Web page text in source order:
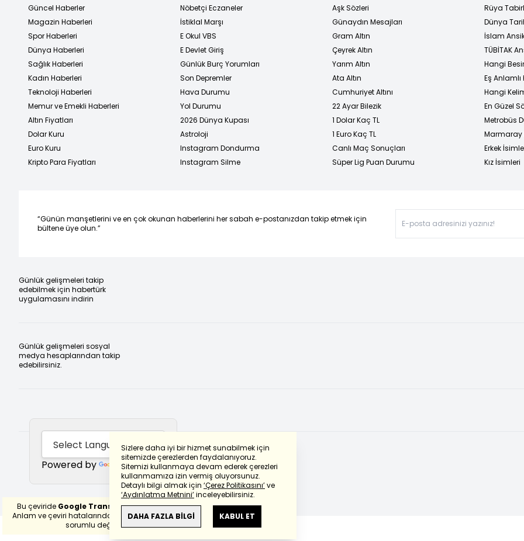
Sizlere daha iyi bir hizmet sunabilmek için
sitemizde çerezlerden faydalanıyoruz.
Sitemizi kullanmaya devam ederek çerezleri
kullanmamıza izin vermiş oluyorsunuz.
Detaylı bilgi almak için ‘Çerez Politikasını’ve
‘Aydınlatma Metnini’inceleyebilirsiniz.
DAHA FAZLA BİLGİ KABUL ET
Güncel Haberler
Magazin Haberleri
Spor Haberleri
Dünya Haberleri
Sağlık Haberleri
Kadın Haberleri
Teknoloji Haberleri
Memur ve Emekli Haberleri
Altın Fiyatları
Dolar Kuru
Euro Kuru
Kripto Para Fiyatları
Nöbetçi Eczaneler
İstiklal Marşı
E Okul VBS
E Devlet Giriş
Günlük Burç Yorumları
Son Depremler
Hava Durumu
Yol Durumu
2026 Dünya Kupası
Astroloji
Instagram Dondurma
Instagram Silme
Aşk Sözleri
Günaydın Mesajları
Gram Altın
Çeyrek Altın
Yarım Altın
Ata Altın
Cumhuriyet Altını
22 Ayar Bilezik
1 Dolar Kaç TL
1 Euro Kaç TL
Canlı Maç Sonuçları
Süper Lig Puan Durumu
Rüya
Dünya
İslam
TÜBİTAK
Hangi
Eş
Hangi
En Güzel
Metrobüs
Marmaray
Erkek
Kız İsimleri
“Günün manşetlerini ve en çok okunan haberlerini her sabah e-postanızdan takip etmek için
bültene üye olun.”
Günlük gelişmeleri takip
edebilmek için habertürk
uygulamasını indirin
Günlük gelişmeleri sosyal
medya hesaplarından takip
edebilirsiniz.
Powered by Translate
Bu çeviride Google Transletekullanılmıştır.
Anlam ve çeviri hatalarından
haberturk.com
sorumlu değildir.